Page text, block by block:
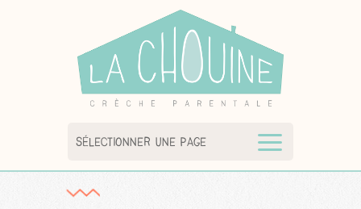
Sélectionner une page
Comment ça marche ?»Pourquoi rejoindre la Chouine ?